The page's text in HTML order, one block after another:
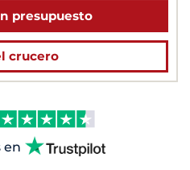
presupuesto
crucero
en